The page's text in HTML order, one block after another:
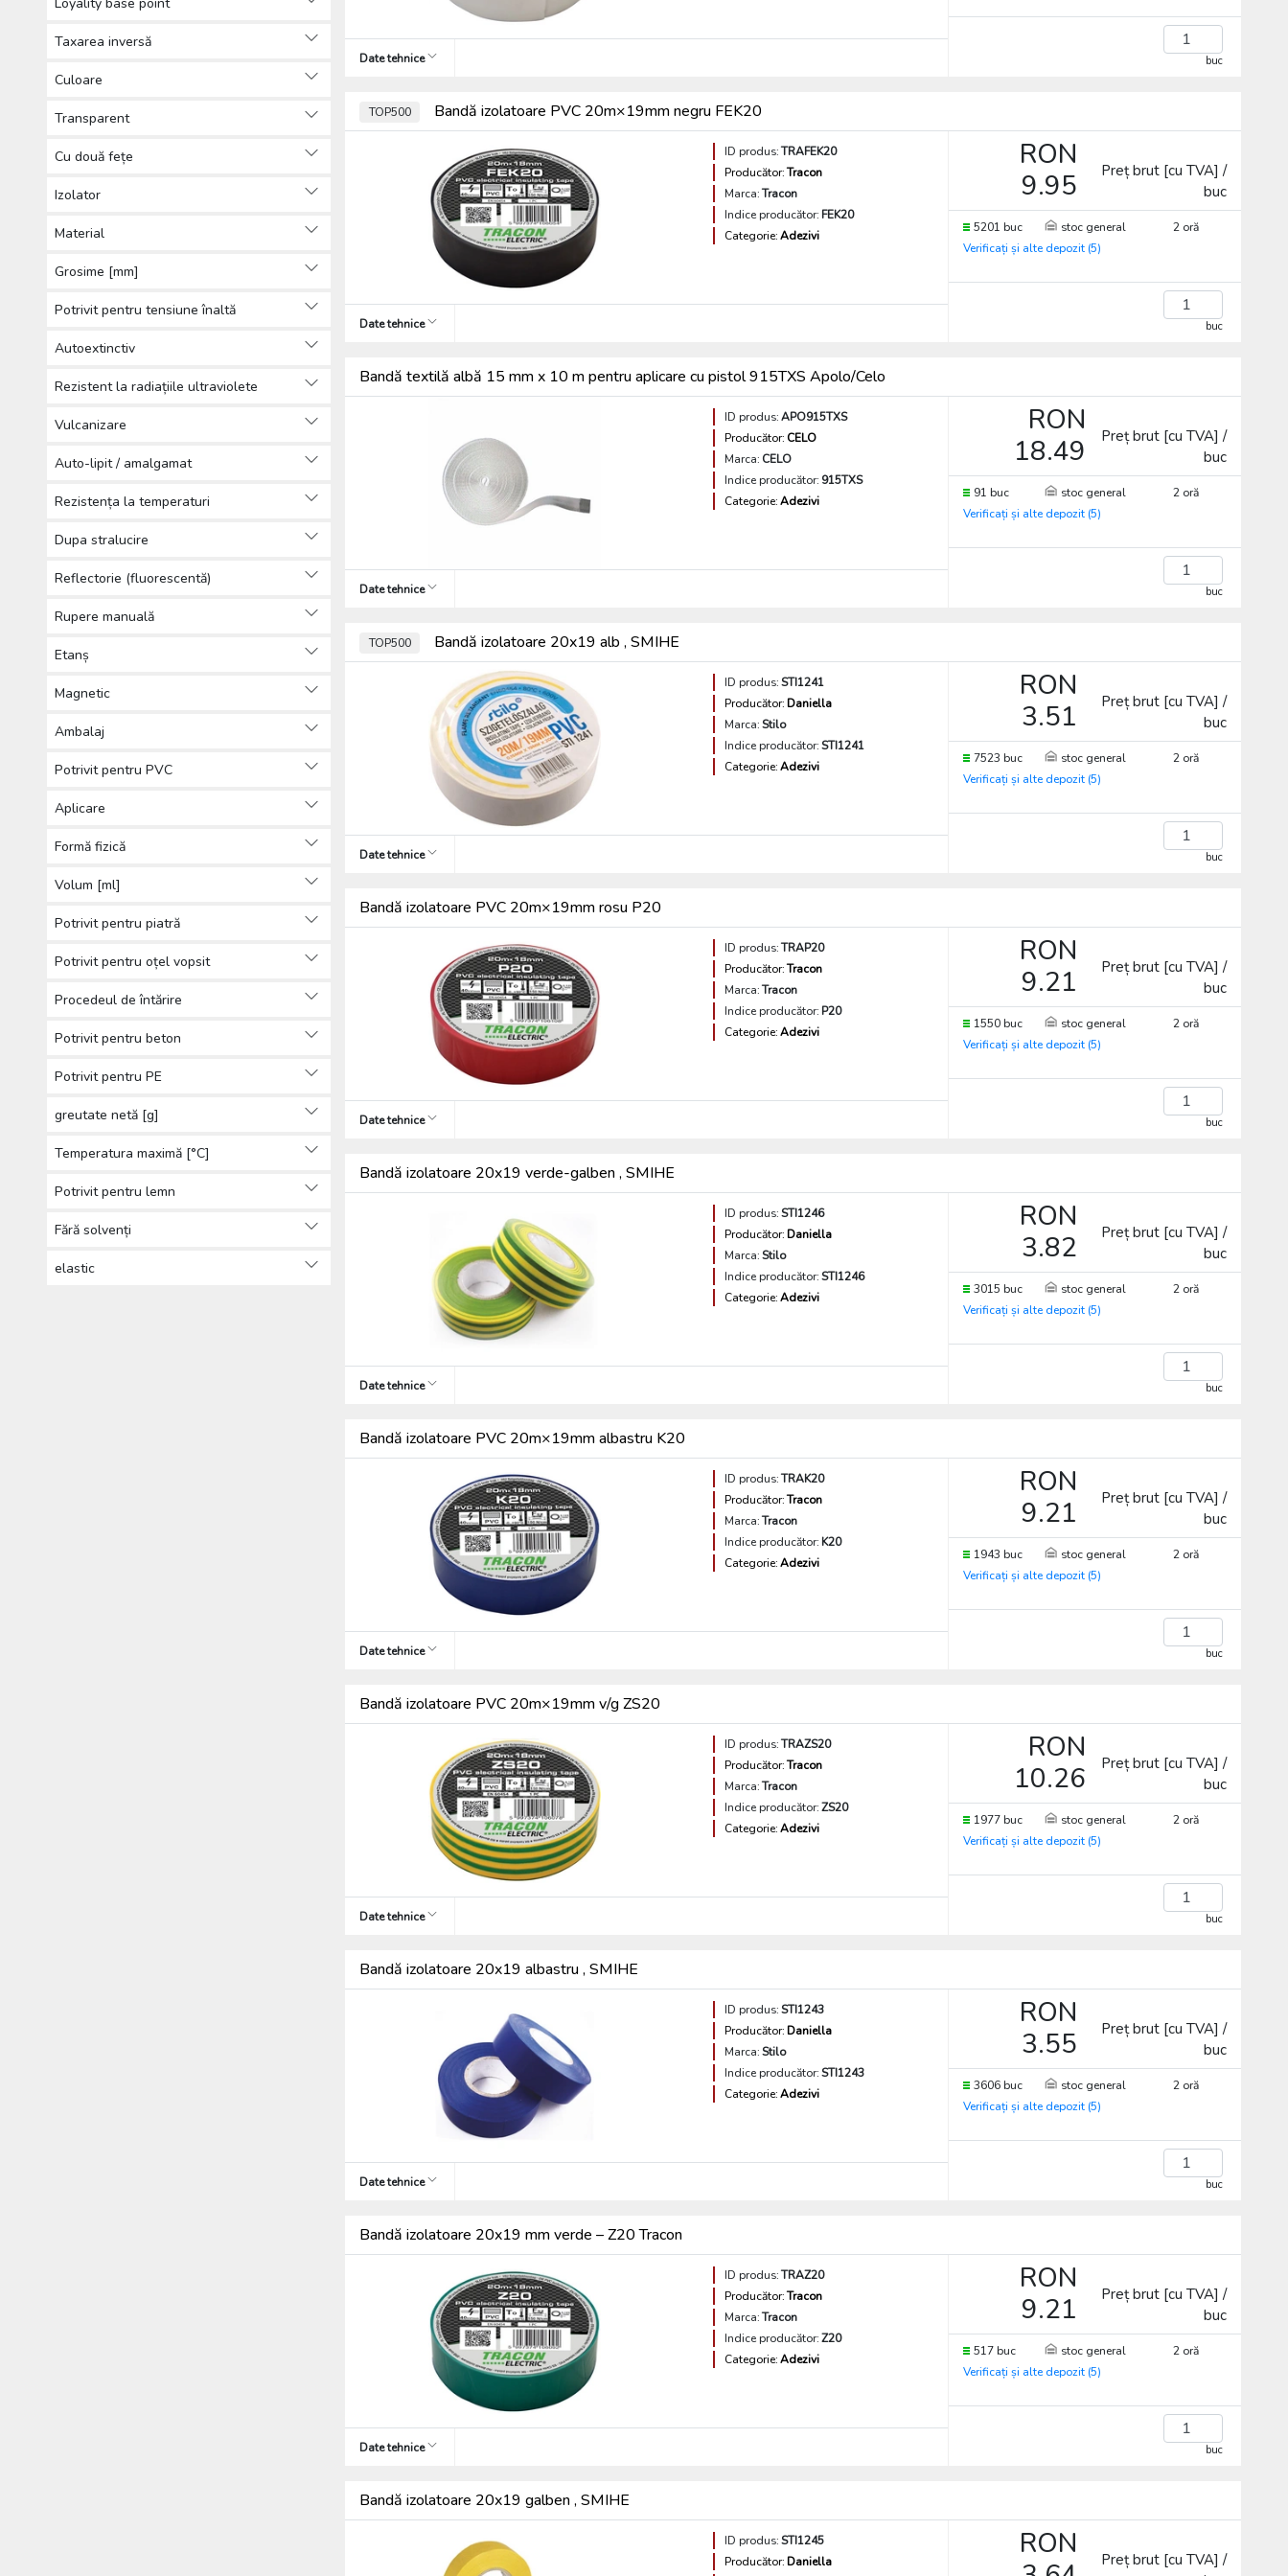
de putere (204)
Sisteme montare cabluri, tuburi
(527)
a cablurilor (983)
Cutii pardoseală, sisteme de
Accesorii pentru instalații de
(22)
Tuburi de protecție a cablurilor
Presetupe și inele de etanșare
Alte produse pentru instalați
electrice (4)
Firide de distribuţie şi cofrete (2286)
Sisteme solare (86)
Tehnică de iIuminat (5982)
Alte (564)
Îmbrăcăminte de protecție (76)
Scule (2270)
Taxarea inversă
Culoare
Transparent
Cu două fețe
Izolator
Material
Grosime [mm]
Potrivit pentru tensiune înaltă
Autoextinctiv
Rezistent la radiațiile ultraviolete
Vulcanizare
Auto-lipit / amalgamat
Rezistența la temperaturi
Dupa stralucire
Reflectorie (fluorescentă)
Rupere manuală
Etanș
Magnetic
Ambalaj
Potrivit pentru PVC
Aplicare
Formă fizică
Volum [ml]
Potrivit pentru piatră
Potrivit pentru oțel vopsit
Procedeul de întărire
Potrivit pentru beton
Potrivit pentru PE
greutate netă [g]
Temperatura maximă [°C]
Potrivit pentru lemn
Fără solvenți
elastic
Date tehnice buc
TOP500 Bandă izolatoare PVC 20m×19mm negru FEK20
ID produs: TRAFEK20
Producător: Tracon
Marca: Tracon
Indice producător: FEK20
Categorie: Adezivi
Date tehnice
RON
9.95
Preț brut [cu TVA] /
buc
5201 buc stoc general
2 oră
Verificați și alte depozit (5)
buc
Bandă textilă albă 15 mm x 10 m pentru aplicare cu pistol 915TXS Apolo/Celo
ID produs: APO915TXS
Producător: CELO
Marca: CELO
Indice producător: 915TXS
Categorie: Adezivi
Date tehnice
RON
18.49
Preț brut [cu TVA] /
buc
91 buc stoc general
2 oră
Verificați și alte depozit (5)
buc
TOP500 Bandă izolatoare 20x19 alb , SMIHE
ID produs: STI1241
Producător: Daniella
Marca: Stilo
Indice producător: STI1241
Categorie: Adezivi
Date tehnice
RON
3.51
Preț brut [cu TVA] /
buc
7523 buc stoc general
2 oră
Verificați și alte depozit (5)
buc
Bandă izolatoare PVC 20m×19mm rosu P20
ID produs: TRAP20
Producător: Tracon
Marca: Tracon
Indice producător: P20
Categorie: Adezivi
Date tehnice
RON
9.21
Preț brut [cu TVA] /
buc
1550 buc stoc general
2 oră
Verificați și alte depozit (5)
buc
Bandă izolatoare 20x19 verde-galben , SMIHE
ID produs: STI1246
Producător: Daniella
Marca: Stilo
Indice producător: STI1246
Categorie: Adezivi
Date tehnice
RON
3.82
Preț brut [cu TVA] /
buc
3015 buc stoc general
2 oră
Verificați și alte depozit (5)
buc
Bandă izolatoare PVC 20m×19mm albastru K20
ID produs: TRAK20
Producător: Tracon
Marca: Tracon
Indice producător: K20
Categorie: Adezivi
Date tehnice
RON
9.21
Preț brut [cu TVA] /
buc
1943 buc stoc general
2 oră
Verificați și alte depozit (5)
buc
Bandă izolatoare PVC 20m×19mm v/g ZS20
ID produs: TRAZS20
Producător: Tracon
Marca: Tracon
Indice producător: ZS20
Categorie: Adezivi
Date tehnice
RON
10.26
Preț brut [cu TVA] /
buc
1977 buc stoc general
2 oră
Verificați și alte depozit (5)
buc
Bandă izolatoare 20x19 albastru , SMIHE
ID produs: STI1243
Producător: Daniella
Marca: Stilo
Indice producător: STI1243
Categorie: Adezivi
Date tehnice
RON
3.55
Preț brut [cu TVA] /
buc
3606 buc stoc general
2 oră
Verificați și alte depozit (5)
buc
Bandă izolatoare 20x19 mm verde – Z20 Tracon
ID produs: TRAZ20
Producător: Tracon
Marca: Tracon
Indice producător: Z20
Categorie: Adezivi
Date tehnice
RON
9.21
Preț brut [cu TVA] /
buc
517 buc stoc general
2 oră
Verificați și alte depozit (5)
buc
Bandă izolatoare 20x19 galben , SMIHE
ID produs: STI1245
Producător: Daniella
RON
Preț brut [cu TVA] /